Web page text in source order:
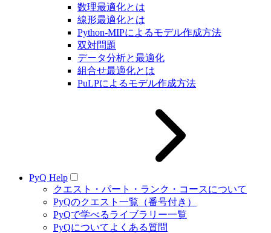
数理最適化とは
線形最適化とは
Python-MIPによるモデル作成方法
双対問題
データ分析と最適化
組合せ最適化とは
PuLPによるモデル作成方法
PyQ Help
クエスト・パート・ランク・コースについて
PyQのクエスト一覧（番号付き）
PyQで学べるライブラリー一覧
PyQについてよくある質問